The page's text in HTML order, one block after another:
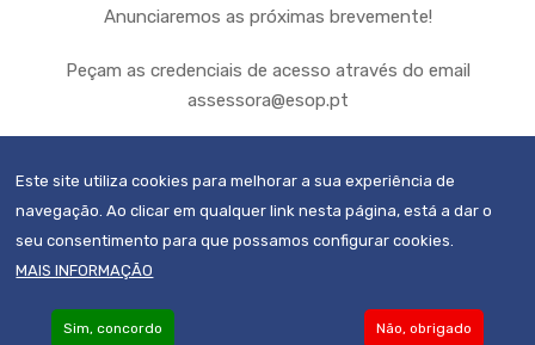
Anunciaremos as próximas brevemente!
Peçam as credenciais de acesso através do email
assessora@esop.pt
Este site utiliza cookies para melhorar a sua experiência de
navegação. Ao clicar em qualquer link nesta página, está a dar o
seu consentimento para que possamos configurar cookies.
MAIS INFORMAÇÃO
Não, obrigado
Sim, concordo